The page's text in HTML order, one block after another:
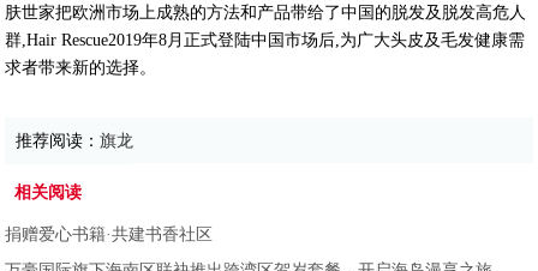
肤世家把欧洲市场上成熟的方法和产品带给了中国的脱发及脱发高危人
群,Hair Rescue2019年8月正式登陆中国市场后,为广大头皮及毛发健康需
求者带来新的选择。
推荐阅读：旗龙
相关阅读
捐赠爱心书籍·共建书香社区